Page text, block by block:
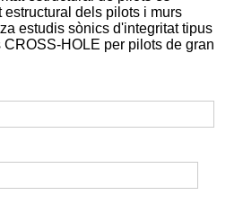
dels pilots i murs
estudis sònics d'integritat tipus
HOLE per pilots de gran